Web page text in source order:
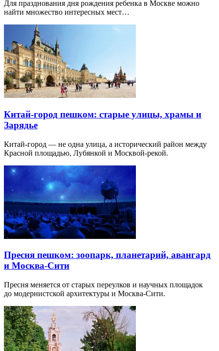
Для празднования дня рождения ребенка в Москве можно
найти множество интересных мест…
Китай-город пешком: старые улицы, храмы и
Зарядье
Китай-город — не одна улица, а исторический район между
Красной площадью, Лубянкой и Москвой-рекой.
Пресня пешком: зоопарк, планетарий, авангард
и Москва-Сити
Пресня меняется от старых переулков и научных площадок
до модернистской архитектуры и Москва-Сити.